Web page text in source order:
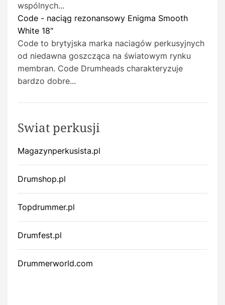
wspólnych...
Code - naciąg rezonansowy Enigma Smooth
White 18"
Code to brytyjska marka naciagów perkusyjnych
od niedawna goszcząca na światowym rynku
membran. Code Drumheads charakteryzuje
bardzo dobre...
Swiat perkusji
Magazynperkusista.pl
Drumshop.pl
Topdrummer.pl
Drumfest.pl
Drummerworld.com